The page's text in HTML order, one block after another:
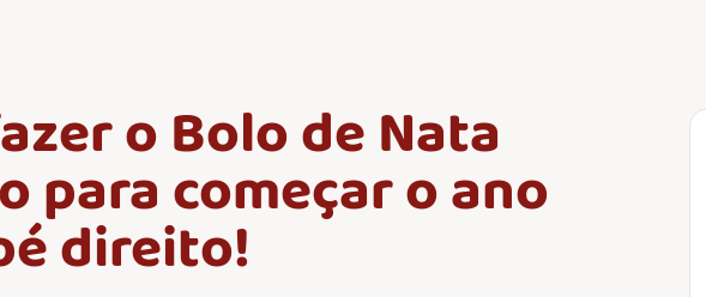
o Bolo de Nata
para começar o ano
direito!